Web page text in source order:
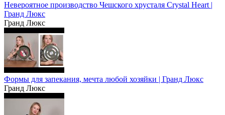
Невероятное производство Чешского хрусталя Crystal Heart |
Гранд Люкс
Гранд Люкс
Формы для запекания, мечта любой хозяйки | Гранд Люкс
Гранд Люкс